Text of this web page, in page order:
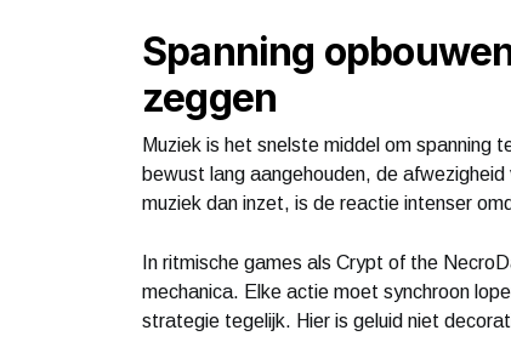
Spanning
zeggen
Muziek is het snelste middel om spanning
bewust lang aangehouden, de
muziek dan inzet, is de reactie intenser
In ritmische games als Crypt of the
mechanica. Elke actie moet synchroon
strategie tegelijk. Hier is geluid niet